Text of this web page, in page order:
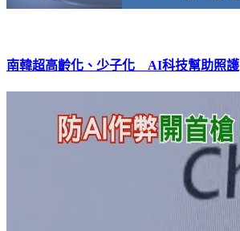
南韓超高齡化、少子化 AI科技幫助照護